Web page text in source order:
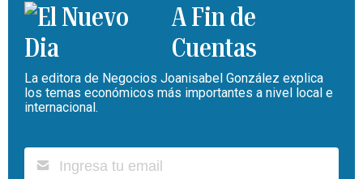
A Fin de
Cuentas
La editora de Negocios Joanisabel González explica
los temas económicos más importantes a nivel local e
internacional.